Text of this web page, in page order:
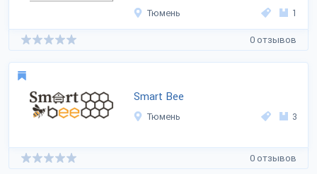
Тюмень 1
0 отзывов
Smart Bee
Тюмень 3
0 отзывов